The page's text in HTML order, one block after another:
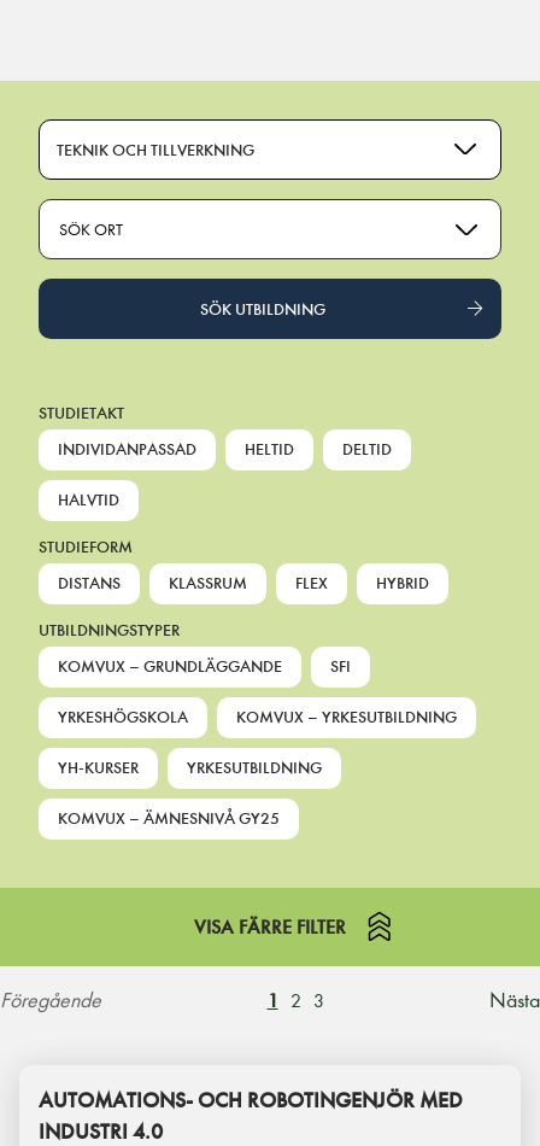
TEKNIK OCH TILLVERKNING
SÖK ORT
SÖK UTBILDNING
STUDIETAKT
INDIVIDANPASSAD
HELTID DELTID
HALVTID
STUDIEFORM
DISTANS
KLASSRUM FLEX HYBRID
UTBILDNINGSTYPER
KOMVUX – GRUNDLÄGGANDE
SFI
YRKESHÖGSKOLA KOMVUX – YRKESUTBILDNING
YH-KURSER YRKESUTBILDNING
KOMVUX – ÄMNESNIVÅ GY25
VISA FÄRRE FILTER
Föregående 1 2 3 Nästa
AUTOMATIONS- OCH ROBOTINGENJÖR MED
INDUSTRI 4.0